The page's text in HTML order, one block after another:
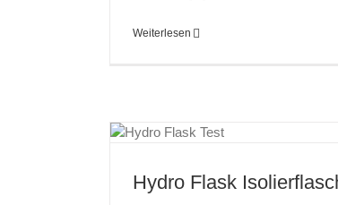
Weiterlesen
Hydro Flask
Birgeler Urwald –